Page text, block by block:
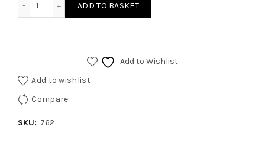
ADD TO BASKET
Add to Wishlist
Add to wishlist
Compare
SKU: 762